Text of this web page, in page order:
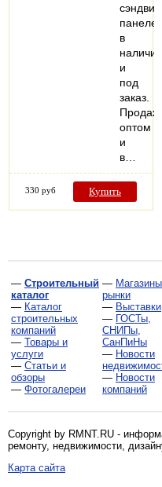
сэндвич-
панелей
в
наличии
и
под
заказ.
Продажа
оптом
и
в…
330 руб Купить
— Строительный
каталог
— Каталог
строительных
компаний
— Товары и
услуги
— Статьи и
обзоры
— Фотогалереи
—
рынки
— Выставки
— ГОСТы,
СНИПы,
СанПиНы
— Новости
— Новости
компаний
Copyright by RMNT.RU -
ремонту, недвижимости,
Карта сайта